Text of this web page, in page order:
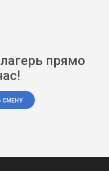
прямо
СМЕНУ